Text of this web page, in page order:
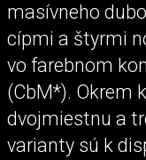
masívneho
cípmi a štyrmi
vo farebnom
(CbM*). Okrem
dvojmiestnu a
varianty sú k